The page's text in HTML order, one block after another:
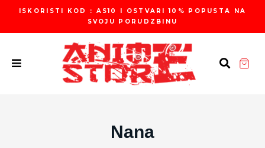
садржај
ISKORISTI KOD : AS10 I OSTVARI 10% POPUSTA NA
SVOJU PORUDZBINU
Nana